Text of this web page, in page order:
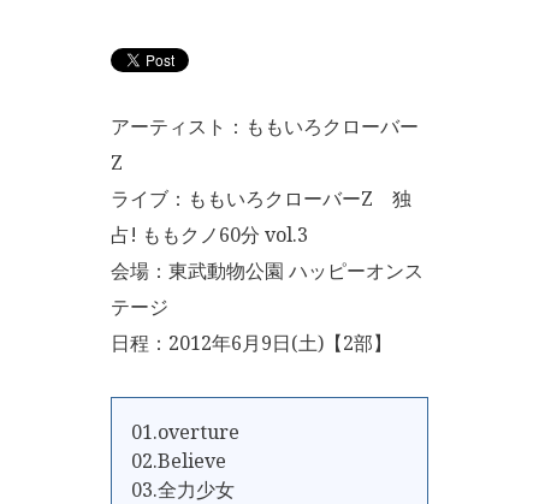
アーティスト：ももいろクローバー
Z
ライブ：ももいろクローバーZ 独
占! ももクノ60分 vol.3
会場：東武動物公園 ハッピーオンス
テージ
日程：2012年6月9日(土)【2部】
01.overture
02.Believe
03.全力少女